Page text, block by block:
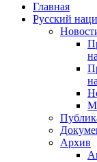
Главная
Русский
Архив